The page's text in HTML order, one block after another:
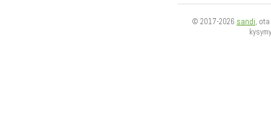
© 2017-2026 sandi,